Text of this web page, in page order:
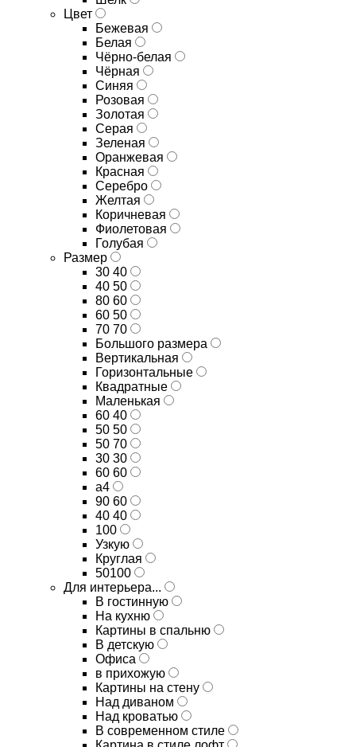
Цвет
Бежевая
Белая
Чёрно-белая
Чёрная
Синяя
Розовая
Золотая
Серая
Зеленая
Оранжевая
Красная
Серебро
Желтая
Коричневая
Фиолетовая
Голубая
Размер
30 40
40 50
80 60
60 50
70 70
Большого размера
Вертикальная
Горизонтальные
Квадратные
Маленькая
60 40
50 50
50 70
30 30
60 60
а4
90 60
40 40
100
Узкую
Круглая
50100
Для интерьера...
В гостинную
На кухню
Картины в спальню
В детскую
Офиса
в прихожую
Картины на стену
Над диваном
Над кроватью
В современном стиле